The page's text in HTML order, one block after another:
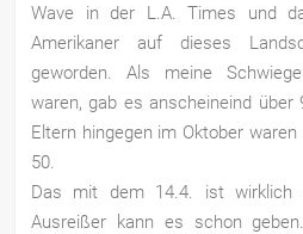
Wave in der L.A. Times und
Amerikaner auf dieses
geworden. Als meine
waren, gab es anscheineind über
Eltern hingegen im Oktober waren
50.
Das mit dem 14.4. ist wirklich
Ausreißer kann es schon